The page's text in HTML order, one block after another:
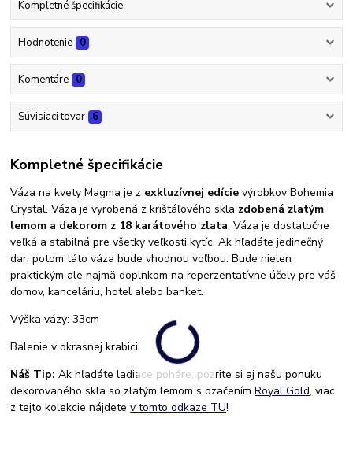
Kompletné špecifikácie
Hodnotenie 0
Komentáre 0
Súvisiaci tovar 6
Kompletné špecifikácie
Váza na kvety Magma je z exkluzívnej edície výrobkov Bohemia
Crystal. Váza je vyrobená z krištáľového skla zdobená zlatým
lemom a dekorom z 18 karátového zlata. Váza je dostatočne
veľká a stabilná pre všetky veľkosti kytíc. Ak hľadáte jedinečný
dar, potom táto váza bude vhodnou voľbou. Bude nielen
praktickým ale najmä doplnkom na reperzentatívne účely pre váš
domov, kanceláriu, hotel alebo banket.
Výška vázy: 33cm
Balenie v okrasnej krabici.
Náš Tip: Ak hľadáte ladiace poháre, pozrite si aj našu ponuku
dekorovaného skla so zlatým lemom s ozačenímRoyal Gold, viac
z tejto kolekcie nájdetev tomto odkaze TU!